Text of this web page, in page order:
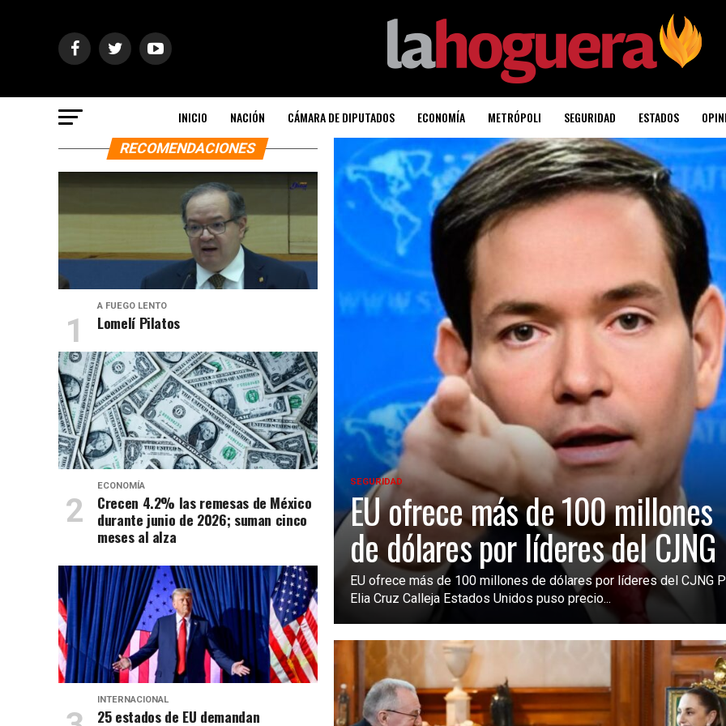
INICIO NACIÓN CÁMARA DE DIPUTADOS ECONOMÍA METRÓPOLI SEGURIDAD ESTADOS
SEGURIDAD
EU ofrece más de 100 millones
de dólares por líderes del CJNG
EU ofrece más de 100 millones de dólares por líderes del CJNG
Elia Cruz Calleja Estados Unidos puso precio...
RECOMENDACIONES
A FUEGO LENTO
Lomelí Pilatos
ECONOMÍA
Crecen 4.2% las remesas de México
durante junio de 2026; suman cinco
meses al alza
INTERNACIONAL
25 estados de EU demandan